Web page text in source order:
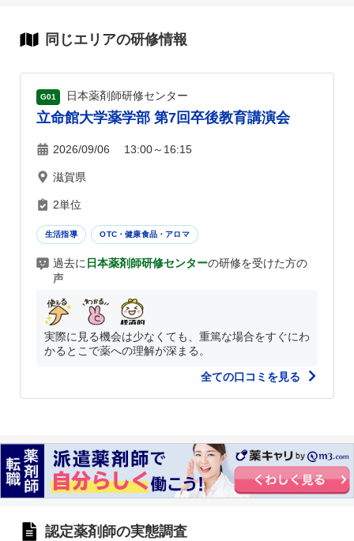
同じエリアの研修情報
G01 日本薬剤師研修センター
立命館大学薬学部 第7回卒後教育講演会
2026/09/06 13:00～16:15
滋賀県
2単位
生活指導 OTC・健康食品・アロマ
過去に 日本薬剤師研修センターの研修を受けた方の
声
実際に見る機会は少なくても、重篤な場合をすぐにわ
かるとこで薬への理解が深まる。
全ての口コミを見る
認定薬剤師の実態調査